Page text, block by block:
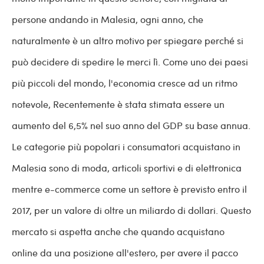
persone andando in Malesia, ogni anno, che
naturalmente è un altro motivo per spiegare perché si
può decidere di spedire le merci lì. Come uno dei paesi
più piccoli del mondo, l'economia cresce ad un ritmo
notevole, Recentemente è stata stimata essere un
aumento del 6,5% nel suo anno del GDP su base annua.
Le categorie più popolari i consumatori acquistano in
Malesia sono di moda, articoli sportivi e di elettronica
mentre e-commerce come un settore è previsto entro il
2017, per un valore di oltre un miliardo di dollari. Questo
mercato si aspetta anche che quando acquistano
online da una posizione all'estero, per avere il pacco